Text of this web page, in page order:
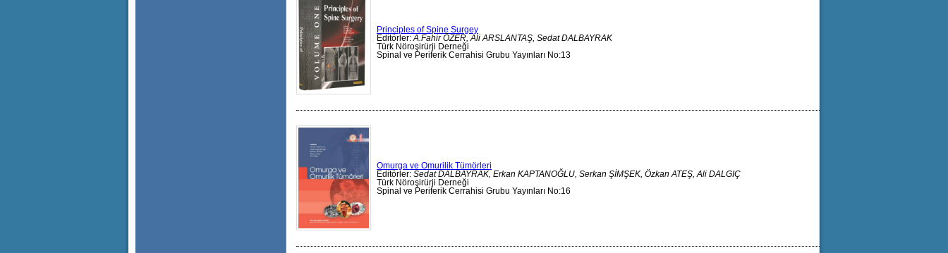
Principles of Spine Surgey
Editörler: A.Fahir ÖZER, Ali ARSLANTAŞ, Sedat DALBAYRAK
Türk Nöroşirürji Derneği
Spinal ve Periferik Cerrahisi Grubu Yayınları No:13
Omurga ve Omurilik Tümörleri
Editörler: Sedat DALBAYRAK, Erkan KAPTANOĞLU, Serkan ŞİMŞEK, Özkan ATEŞ, Ali DALGIÇ
Türk Nöroşirürji Derneği
Spinal ve Periferik Cerrahisi Grubu Yayınları No:16